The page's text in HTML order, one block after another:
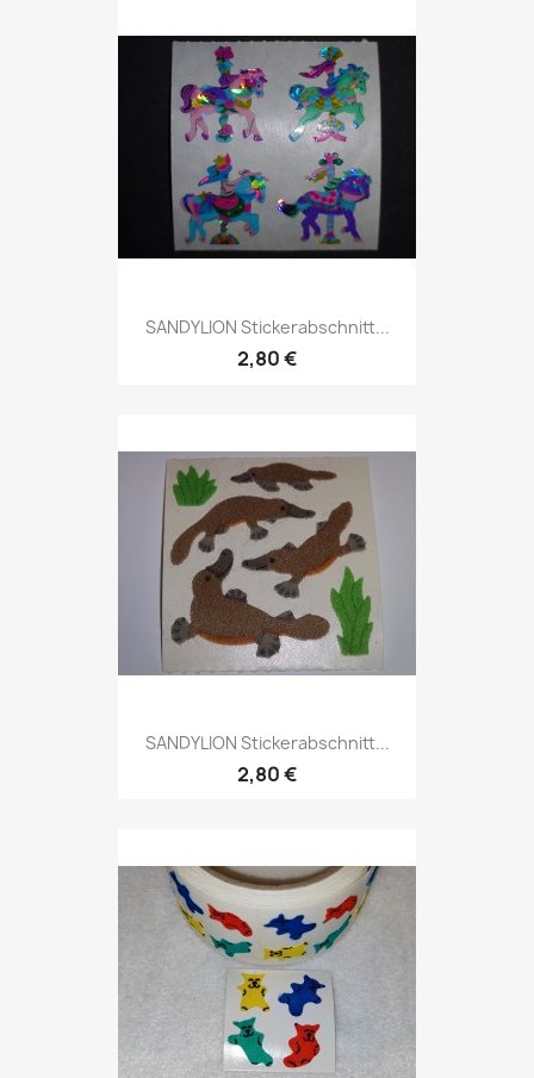
SANDYLION Stickerabschnitt...
2,80 €
SANDYLION Stickerabschnitt...
2,80 €